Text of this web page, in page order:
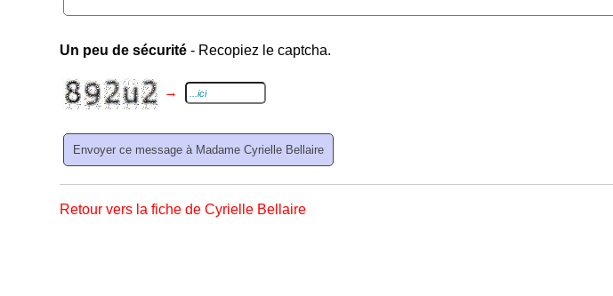
Un peu de sécurité - Recopiez le captcha.
→
Retour vers la fiche de Cyrielle Bellaire